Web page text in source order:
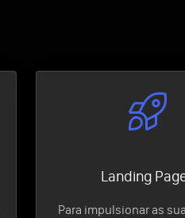
Landing
Para impulsionar as